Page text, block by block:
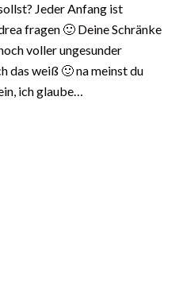
Jeder Anfang ist
fragen 🙂 Deine Schränke
voller ungesunder
das weiß 🙂 na meinst du
ich glaube…